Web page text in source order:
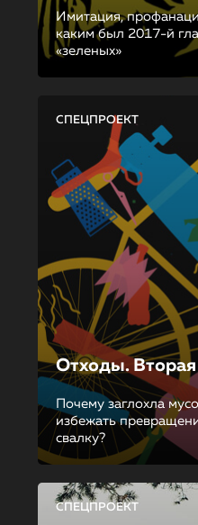
Имитация,
каким был 2017-й
«зеленых»
СПЕЦПРОЕКТ
Отходы.
Почему заглохла
избежать
свалку?
СПЕЦПРОЕКТ